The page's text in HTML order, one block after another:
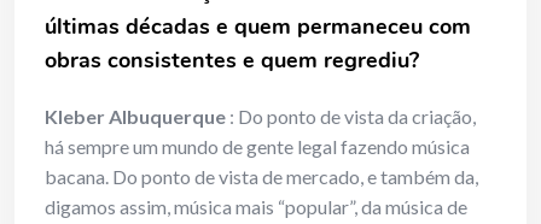
últimas décadas e quem permaneceu com
obras consistentes e quem regrediu?
Kleber Albuquerque : Do ponto de vista da criação,
há sempre um mundo de gente legal fazendo música
bacana. Do ponto de vista de mercado, e também da,
digamos assim, música mais “popular”, da música de